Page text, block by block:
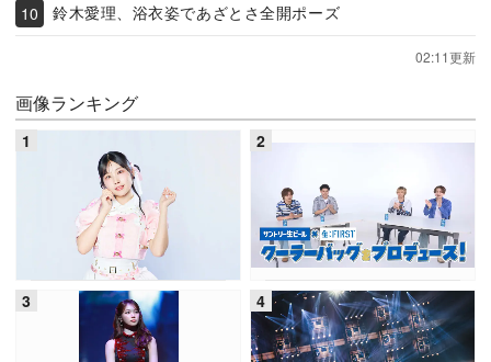
鈴木愛理、浴衣姿であざとさ全開ポーズ
02:11更新
画像ランキング